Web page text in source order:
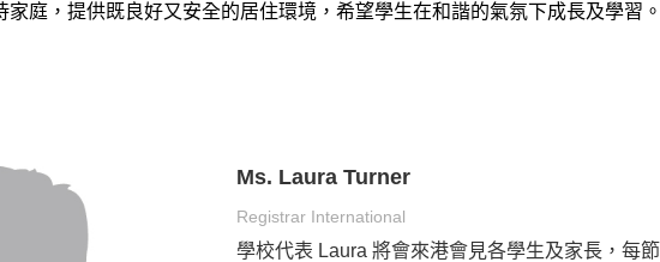
庭，提供既良好又安全的居住環境，希望學生在和諧的氣氛下成長及學習。
Ms. Laura Turner
Registrar International
學校代表 Laura 將會來港會見各學生及家長，每節